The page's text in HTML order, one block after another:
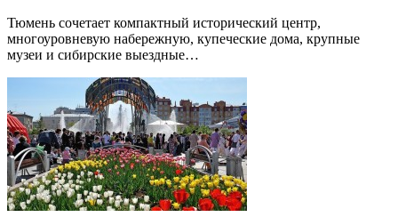
Тюмень сочетает компактный исторический центр,
многоуровневую набережную, купеческие дома, крупные
музеи и сибирские выездные…